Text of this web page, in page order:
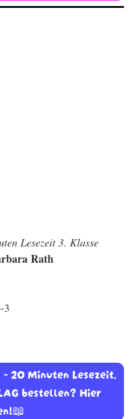
Lesezeit 3. Klasse
Rath
3
- 20 Minuten Lesezeit,
bestellen? Hier